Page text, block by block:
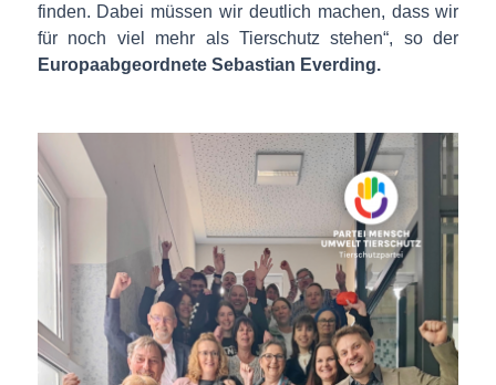
finden. Dabei müssen wir deutlich machen, dass wir
für noch viel mehr als Tierschutz stehen“, so der
Europaabgeordnete Sebastian Everding.